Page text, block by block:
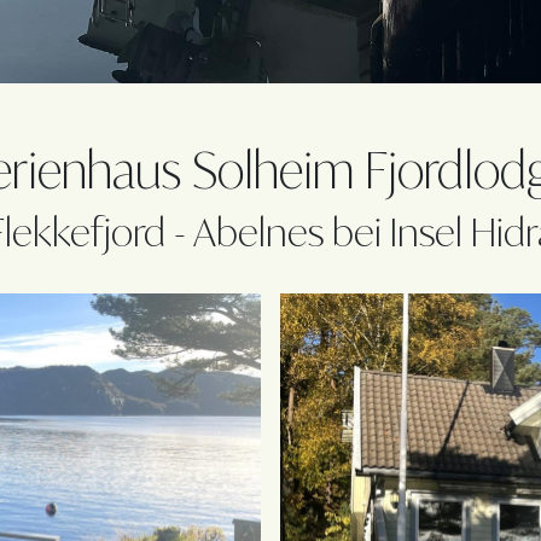
Solheim
- Abelnes bei Insel